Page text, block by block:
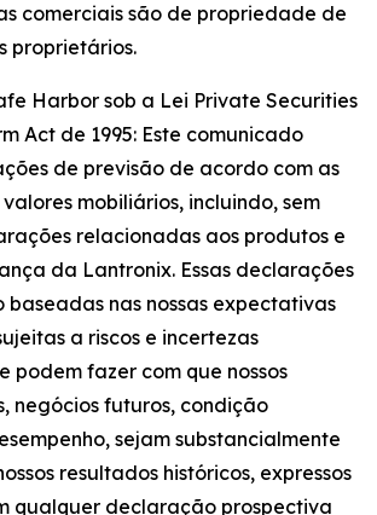
comerciais são de propriedade de
proprietários.
Harbor sob a Lei Private Securities
Act de 1995: Este comunicado
de previsão de acordo com as
mobiliários, incluindo, sem
relacionadas aos produtos e
da Lantronix. Essas declarações
baseadas nas nossas expectativas
a riscos e incertezas
podem fazer com que nossos
negócios futuros, condição
sejam substancialmente
resultados históricos, expressos
qualquer declaração prospectiva